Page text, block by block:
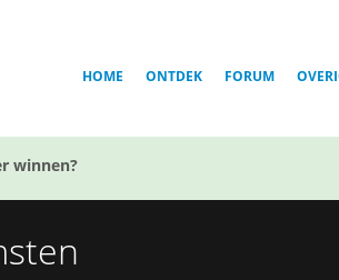
HOME ONTDEK FORUM
winnen?